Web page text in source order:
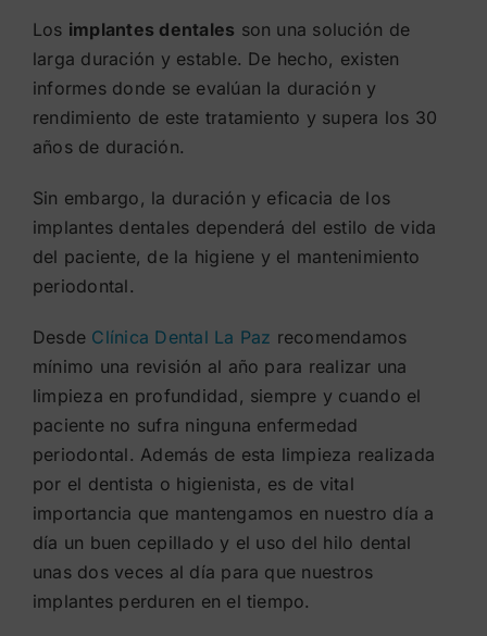
Los implantes dentales son una solución de
larga duración y estable. De hecho, existen
informes donde se evalúan la duración y
rendimiento de este tratamiento y supera los 30
años de duración.
Sin embargo, la duración y eficacia de los
implantes dentales dependerá del estilo de vida
del paciente, de la higiene y el mantenimiento
periodontal.
Desde Clínica Dental La Paz recomendamos
mínimo una revisión al año para realizar una
limpieza en profundidad, siempre y cuando el
paciente no sufra ninguna enfermedad
periodontal. Además de esta limpieza realizada
por el dentista o higienista, es de vital
importancia que mantengamos en nuestro día a
día un buen cepillado y el uso del hilo dental
unas dos veces al día para que nuestros
implantes perduren en el tiempo.